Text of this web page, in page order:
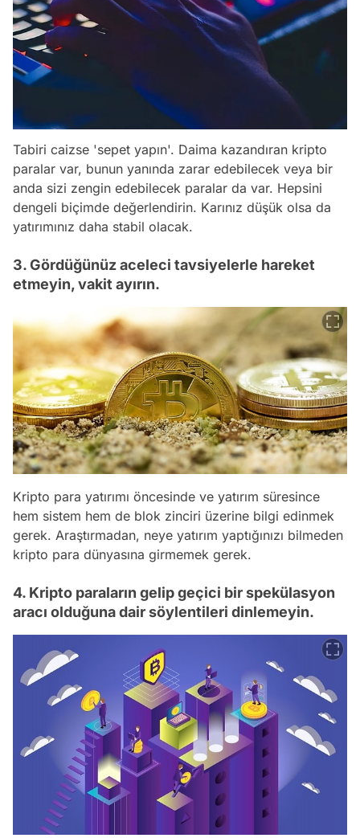
Tabiri caizse 'sepet yapın'. Daima kazandıran kripto
paralar var, bunun yanında zarar edebilecek veya bir
anda sizi zengin edebilecek paralar da var. Hepsini
dengeli biçimde değerlendirin. Karınız düşük olsa da
yatırımınız daha stabil olacak.
3. Gördüğünüz aceleci tavsiyelerle hareket
etmeyin, vakit ayırın.
Kripto para yatırımı öncesinde ve yatırım süresince
hem sistem hem de blok zinciri üzerine bilgi edinmek
gerek. Araştırmadan, neye yatırım yaptığınızı bilmeden
kripto para dünyasına girmemek gerek.
4. Kripto paraların gelip geçici bir spekülasyon
aracı olduğuna dair söylentileri dinlemeyin.